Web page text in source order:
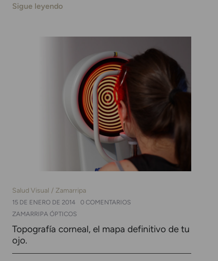
Sigue leyendo
Salud Visual Zamarripa
15 DE ENERO DE 2014
0 COMENTARIOS
ZAMARRIPA ÓPTICOS
Topografía corneal, el mapa definitivo de tu
ojo.